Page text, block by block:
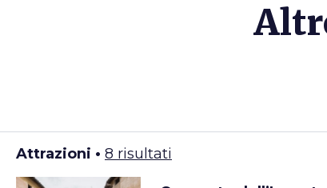
Attrazioni • 8 risultati